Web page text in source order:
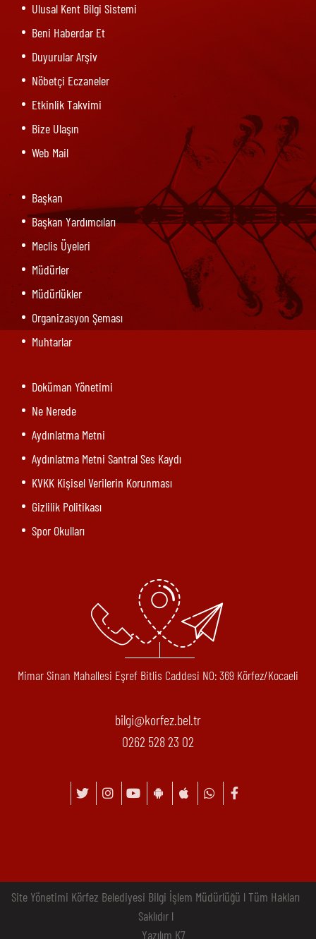
Ulusal Kent Bilgi Sistemi
Beni Haberdar Et
Duyurular Arşiv
Nöbetçi Eczaneler
Etkinlik Takvimi
Bize Ulaşın
Web Mail
Başkan
Başkan Yardımcıları
Meclis Üyeleri
Müdürler
Müdürlükler
Organizasyon Şeması
Muhtarlar
Doküman Yönetimi
Ne Nerede
Aydınlatma Metni
Aydınlatma Metni Santral Ses Kaydı
KVKK Kişisel Verilerin Korunması
Gizlilik Politikası
Spor Okulları
Mimar Sinan Mahallesi Eşref Bitlis Caddesi N0: 369 Körfez/Kocaeli
bilgi@korfez.bel.tr
0262 528 23 02
Site Yönetimi Körfez Belediyesi Bilgi İşlem Müdürlüğü l Tüm Hakları
Saklıdır l
Yazılım K7